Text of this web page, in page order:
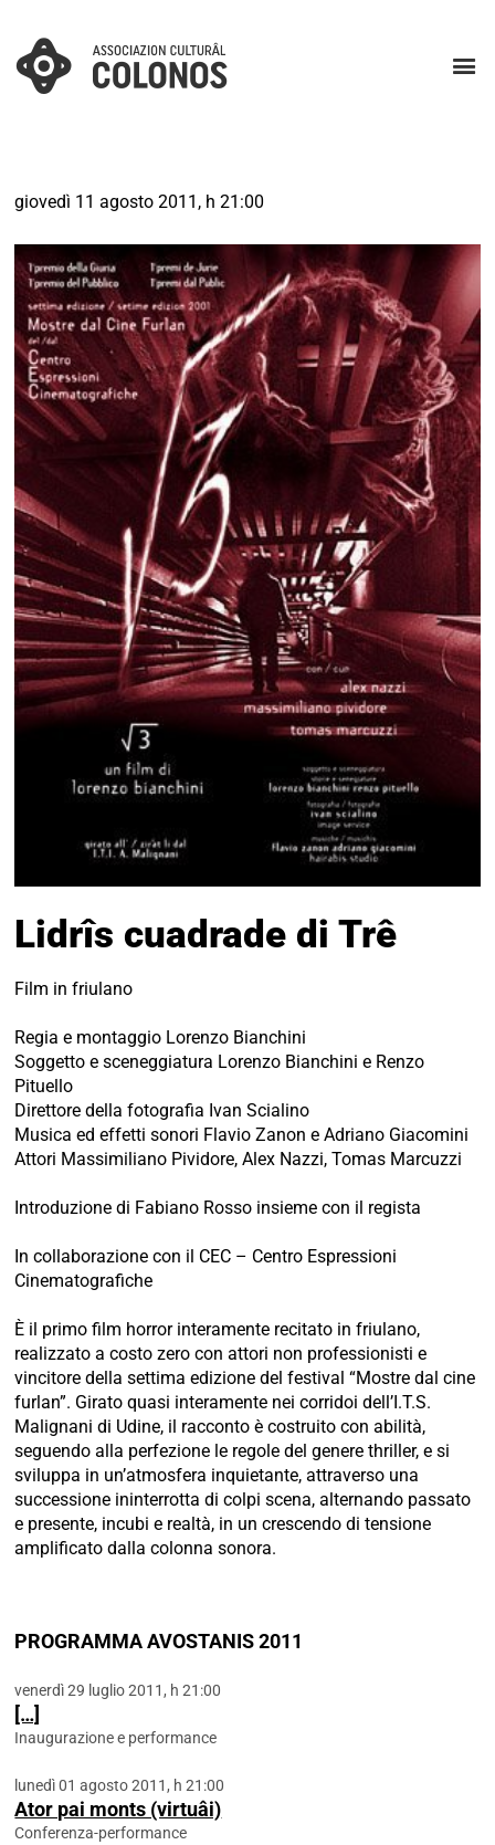
giovedì 11 agosto 2011, h 21:00
Lidrîs cuadrade di Trê
Film in friulano
Regia e montaggio Lorenzo Bianchini
Soggetto e sceneggiatura Lorenzo Bianchini e Renzo
Pituello
Direttore della fotografia Ivan Scialino
Musica ed effetti sonori Flavio Zanon e Adriano Giacomini
Attori Massimiliano Pividore, Alex Nazzi, Tomas Marcuzzi
Introduzione di Fabiano Rosso insieme con il regista
In collaborazione con il CEC – Centro Espressioni
Cinematografiche
È il primo film horror interamente recitato in friulano,
realizzato a costo zero con attori non professionisti e
vincitore della settima edizione del festival “Mostre dal cine
furlan”. Girato quasi interamente nei corridoi dell’I.T.S.
Malignani di Udine, il racconto è costruito con abilità,
seguendo alla perfezione le regole del genere thriller, e si
sviluppa in un’atmosfera inquietante, attraverso una
successione ininterrotta di colpi scena, alternando passato
e presente, incubi e realtà, in un crescendo di tensione
amplificato dalla colonna sonora.
PROGRAMMA AVOSTANIS 2011
venerdì 29 luglio 2011, h 21:00
[…]
Inaugurazione e performance
lunedì 01 agosto 2011, h 21:00
Ator pai monts (virtuâi)
Conferenza-performance